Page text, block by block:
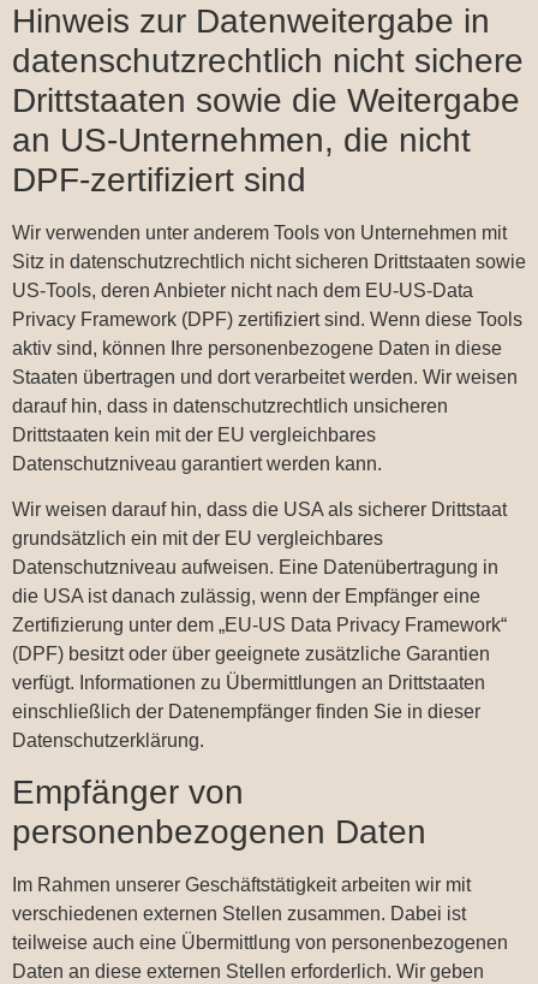
Hinweis zur Datenweitergabe in
datenschutzrechtlich nicht sichere
Drittstaaten sowie die Weitergabe
an US-Unternehmen, die nicht
DPF-zertifiziert sind
Wir verwenden unter anderem Tools von Unternehmen mit
Sitz in datenschutzrechtlich nicht sicheren Drittstaaten sowie
US-Tools, deren Anbieter nicht nach dem EU-US-Data
Privacy Framework (DPF) zertifiziert sind. Wenn diese Tools
aktiv sind, können Ihre personenbezogene Daten in diese
Staaten übertragen und dort verarbeitet werden. Wir weisen
darauf hin, dass in datenschutzrechtlich unsicheren
Drittstaaten kein mit der EU vergleichbares
Datenschutzniveau garantiert werden kann.
Wir weisen darauf hin, dass die USA als sicherer Drittstaat
grundsätzlich ein mit der EU vergleichbares
Datenschutzniveau aufweisen. Eine Datenübertragung in
die USA ist danach zulässig, wenn der Empfänger eine
Zertifizierung unter dem „EU-US Data Privacy Framework“
(DPF) besitzt oder über geeignete zusätzliche Garantien
verfügt. Informationen zu Übermittlungen an Drittstaaten
einschließlich der Datenempfänger finden Sie in dieser
Datenschutzerklärung.
Empfänger von
personenbezogenen Daten
Im Rahmen unserer Geschäftstätigkeit arbeiten wir mit
verschiedenen externen Stellen zusammen. Dabei ist
teilweise auch eine Übermittlung von personenbezogenen
Daten an diese externen Stellen erforderlich. Wir geben